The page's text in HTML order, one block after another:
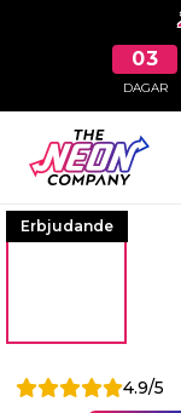
03
DAGAR
Erbjudande
4.9/5